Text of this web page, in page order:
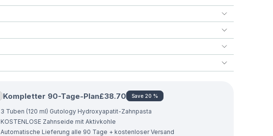
Kompletter 90-Tage-Plan£38.70 Save 20 %
3 Tuben (120 ml) Gutology Hydroxyapatit-Zahnpasta
KOSTENLOSE Zahnseide mit Aktivkohle
Automatische Lieferung alle 90 Tage + kostenloser Versand